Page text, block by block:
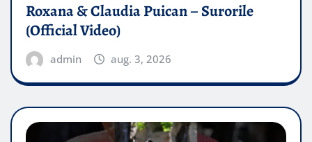
Roxana & Claudia Puican – Surorile
(Official Video)
admin aug. 3, 2026